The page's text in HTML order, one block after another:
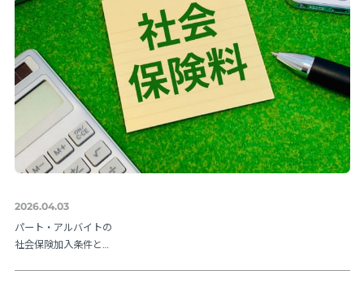
2026.04.03
パート・アルバイトの
社会保険加入条件と